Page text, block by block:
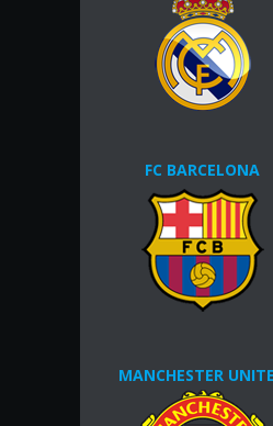
FC BARCELONA
MANCHESTER